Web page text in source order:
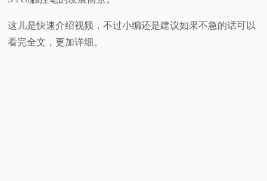
体
这儿是快速介绍视频，不过小编还是建议如果不急的话可以
看完全文，更加详细。